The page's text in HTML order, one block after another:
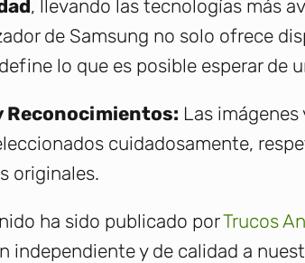
, llevando las tecnologías más
de Samsung no solo ofrece
lo que es posible esperar de
Reconocimientos: Las
cuidadosamente,
originales.
ha sido publicado porTrucos
independiente y de calidad a